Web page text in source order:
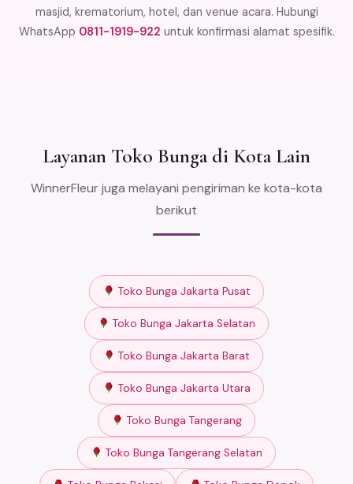
masjid, krematorium, hotel, dan venue acara. Hubungi
WhatsApp 0811-1919-922 untuk konfirmasi alamat spesifik.
Layanan Toko Bunga di Kota Lain
WinnerFleur juga melayani pengiriman ke kota-kota
berikut
Toko Bunga Jakarta Pusat
Toko Bunga Jakarta Selatan
Toko Bunga Jakarta Barat
Toko Bunga Jakarta Utara
Toko Bunga Tangerang
Toko Bunga Tangerang Selatan